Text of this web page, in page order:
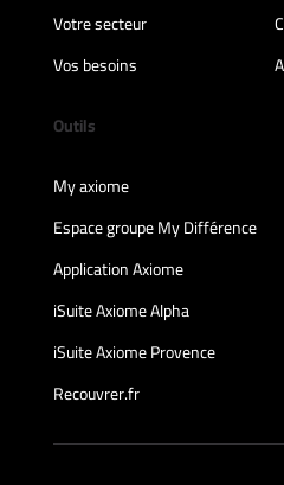
Votre secteur
Vos besoins
Outils
My axiome
Espace groupe My Différence
Application Axiome
iSuite Axiome Alpha
iSuite Axiome Provence
Recouvrer.fr